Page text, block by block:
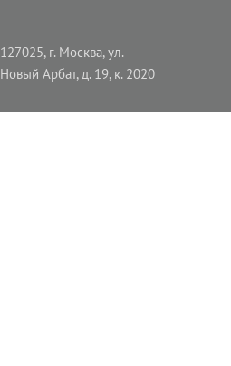
127025, г. Москва, ул.
Новый Арбат, д. 19, к. 2020